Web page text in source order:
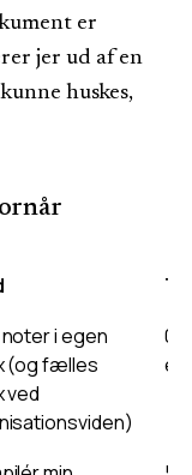
er
jer ud af en
huskes,
noter i egen
(og fælles
ved
0